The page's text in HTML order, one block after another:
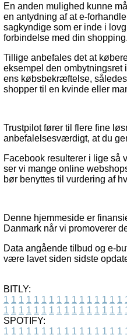
En anden mulighed kunne
en antydning af at e-
sagkyndige som er inde i
forbindelse med din shopping.
Tillige anbefales det at
eksempel den ombytningsret
ens købsbekræftelse,
shopper til en kvinde eller
Trustpilot fører til flere fine
anbefalelsesværdigt, at du
Facebook resulterer i lige så
ser vi mange online
bør benyttes til vurdering af
Denne hjemmeside er
Danmark når vi promoverer
Data angående tilbud og e-
være lavet siden sidste
BITLY:
1 1 1 1 1 1 1 1 1 1 1 1 1 1 1 1
1 1 1 1 1 1 1 1 1 1 1 1 1 1 1 1
SPOTIFY:
1 1 1 1 1 1 1 1 1 1 1 1 1 1 1 1